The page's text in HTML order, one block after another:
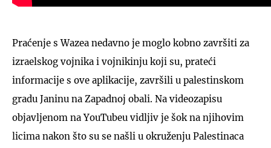
Praćenje s Wazea nedavno je moglo kobno završiti za
izraelskog vojnika i vojnikinju koji su, prateći
informacije s ove aplikacije, završili u palestinskom
gradu Janinu na Zapadnoj obali. Na videozapisu
objavljenom na YouTubeu vidljiv je šok na njihovim
licima nakon što su se našli u okruženju Palestinaca